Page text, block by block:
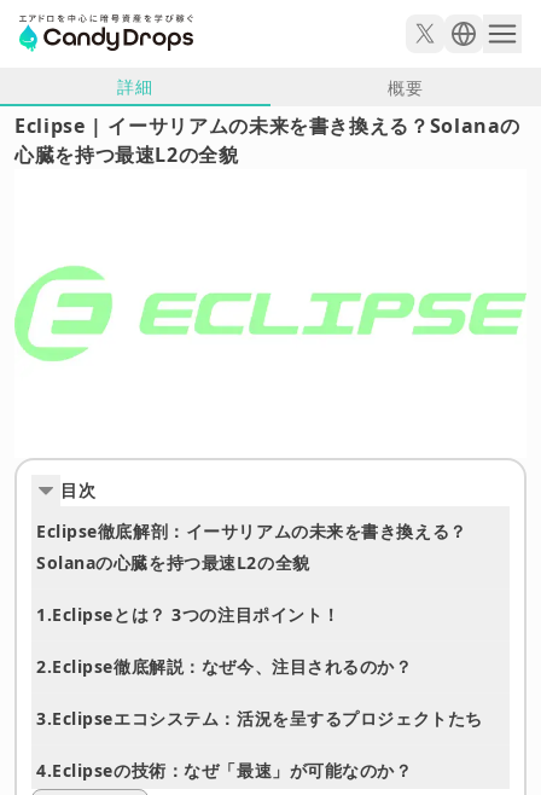
詳細 概要
Eclipse | イーサリアムの未来を書き換える？Solanaの
心臓を持つ最速L2の全貌
目次
Eclipse徹底解剖：イーサリアムの未来を書き換える？
Solanaの心臓を持つ最速L2の全貌
1.Eclipseとは？ 3つの注目ポイント！
2.Eclipse徹底解説：なぜ今、注目されるのか？
3.Eclipseエコシステム：活況を呈するプロジェクトたち
4.Eclipseの技術：なぜ「最速」が可能なのか？